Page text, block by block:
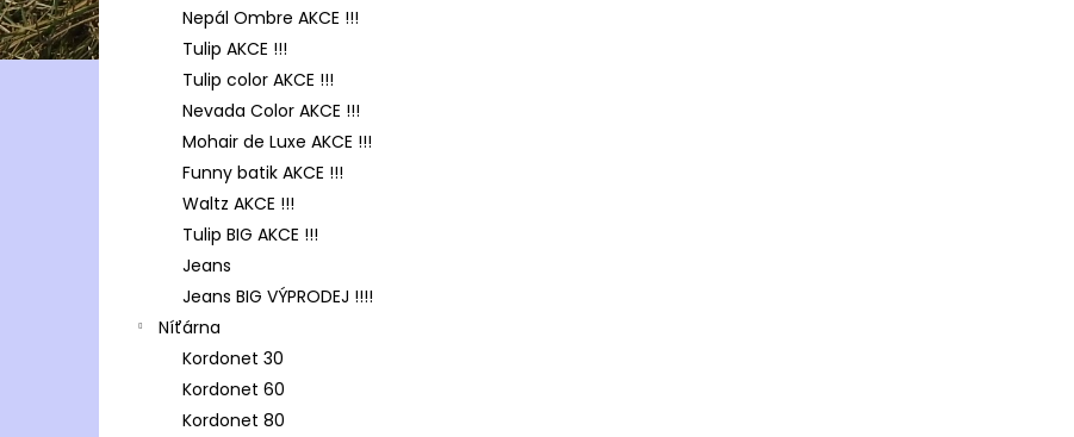
Nepál Ombre AKCE !!!
Tulip AKCE !!!
Tulip color AKCE !!!
Nevada Color AKCE !!!
Mohair de Luxe AKCE !!!
Funny batik AKCE !!!
Waltz AKCE !!!
Tulip BIG AKCE !!!
Jeans
Jeans BIG VÝPRODEJ !!!!
Níťárna
Kordonet 30
Kordonet 60
Kordonet 80